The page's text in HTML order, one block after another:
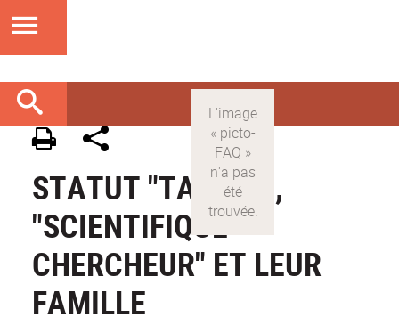
STATUT "TALENT",
"SCIENTIFIQUE-
CHERCHEUR" ET LEUR
FAMILLE